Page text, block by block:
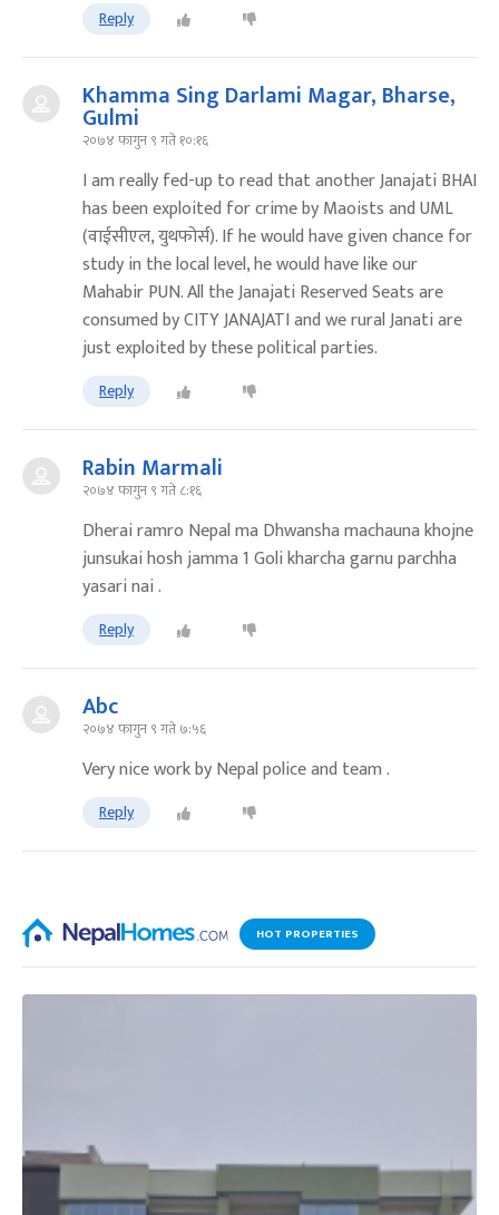
Reply
Khamma Sing Darlami Magar, Bharse,
Gulmi
२०७४ फागुन ९ गते १०:१६
I am really fed-up to read that another Janajati BHAI
has been exploited for crime by Maoists and UML
(वाईसीएल, युथफोर्स). If he would have given chance for
study in the local level, he would have like our
Mahabir PUN. All the Janajati Reserved Seats are
consumed by CITY JANAJATI and we rural Janati are
just exploited by these political parties.
Reply
Rabin Marmali
२०७४ फागुन ९ गते ८:१६
Dherai ramro Nepal ma Dhwansha machauna khojne
junsukai hosh jamma 1 Goli kharcha garnu parchha
yasari nai .
Reply
Abc
२०७४ फागुन ९ गते ७:५६
Very nice work by Nepal police and team .
Reply
HOT PROPERTIES